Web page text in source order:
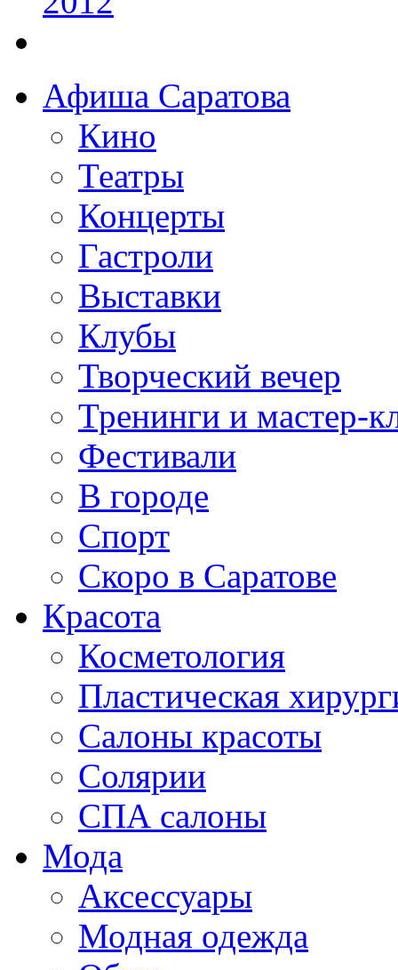
Афиша Саратова
Кино
Театры
Концерты
Гастроли
Выставки
Клубы
Творческий вечер
Тренинги и мастер-
Фестивали
В городе
Спорт
Скоро в Саратове
Красота
Косметология
Пластическая
Салоны красоты
Солярии
СПА салоны
Мода
Аксессуары
Модная одежда